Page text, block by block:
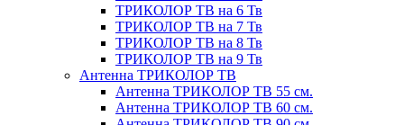
ТРИКОЛОР ТВ на 6 Тв
ТРИКОЛОР ТВ на 7 Тв
ТРИКОЛОР ТВ на 8 Тв
ТРИКОЛОР ТВ на 9 Тв
Антенна ТРИКОЛОР ТВ
Антенна ТРИКОЛОР ТВ 55 см.
Антенна ТРИКОЛОР ТВ 60 см.